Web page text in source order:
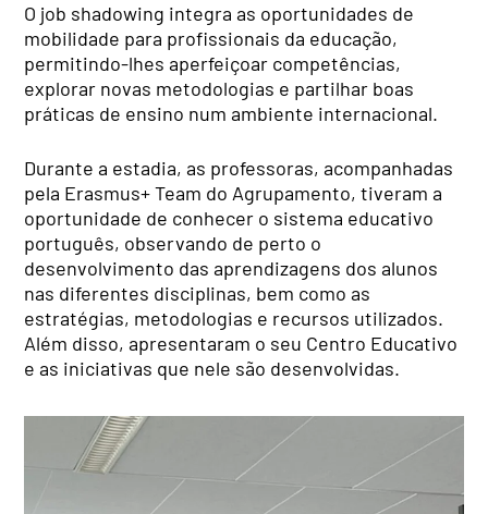
O job shadowing integra as oportunidades de
mobilidade para profissionais da educação,
permitindo-lhes aperfeiçoar competências,
explorar novas metodologias e partilhar boas
práticas de ensino num ambiente internacional.
Durante a estadia, as professoras, acompanhadas
pela Erasmus+ Team do Agrupamento, tiveram a
oportunidade de conhecer o sistema educativo
português, observando de perto o
desenvolvimento das aprendizagens dos alunos
nas diferentes disciplinas, bem como as
estratégias, metodologias e recursos utilizados.
Além disso, apresentaram o seu Centro Educativo
e as iniciativas que nele são desenvolvidas.